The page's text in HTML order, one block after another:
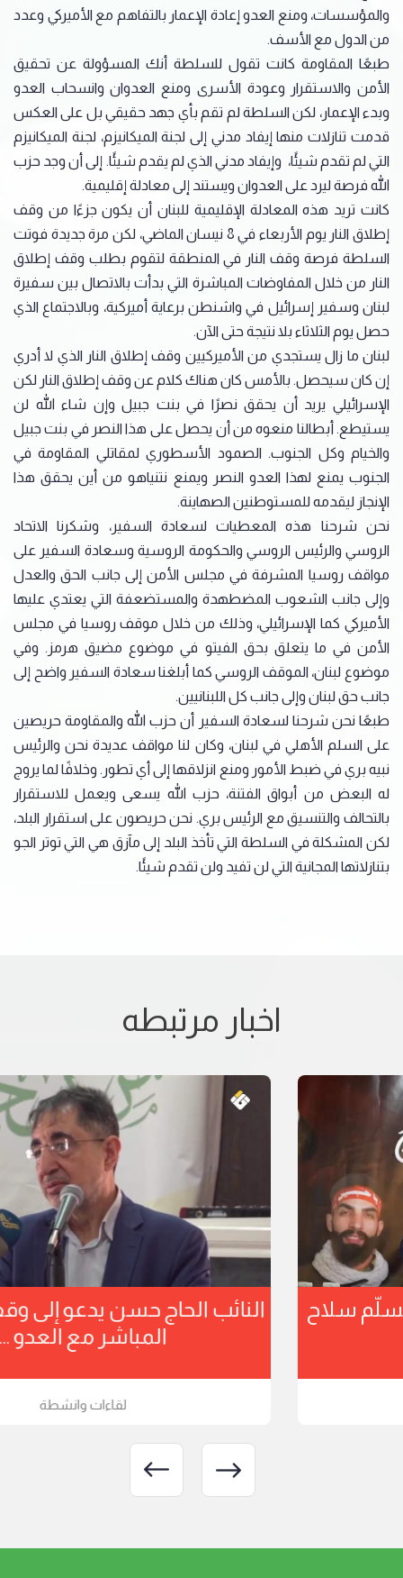
والمؤسسات، ومنع العدو إعادة الإعمار بالتفاهم مع الأميركي وعدد
من الدول مع الأسف.
طبعًا المقاومة كانت تقول للسلطة أنك المسؤولة عن تحقيق
الأمن والاستقرار وعودة الأسرى ومنع العدوان وانسحاب العدو
وبدء الإعمار، لكن السلطة لم تقم بأي جهد حقيقي بل على العكس
قدمت تنازلات منها إيفاد مدني إلى لجنة الميكانيزم، لجنة الميكانيزم
التي لم تقدم شيئًا، وإيفاد مدني الذي لم يقدم شيئًا. إلى أن وجد حزب
الله فرصة ليرد على العدوان ويستند إلى معادلة إقليمية.
كانت تريد هذه المعادلة الإقليمية للبنان أن يكون جزءًا من وقف
إطلاق النار يوم الأربعاء في 8 نيسان الماضي، لكن مرة جديدة فوتت
السلطة فرصة وقف النار في المنطقة لتقوم بطلب وقف إطلاق
النار من خلال المفاوضات المباشرة التي بدأت بالاتصال بين سفيرة
لبنان وسفير إسرائيل في واشنطن برعاية أميركية، وبالاجتماع الذي
حصل يوم الثلاثاء بلا نتيجة حتى الآن.
لبنان ما زال يستجدي من الأميركيين وقف إطلاق النار الذي لا أدري
إن كان سيحصل. بالأمس كان هناك كلام عن وقف إطلاق النار لكن
الإسرائيلي يريد أن يحقق نصرًا في بنت جبيل وإن شاء الله لن
يستيطع. أبطالنا منعوه من أن يحصل على هذا النصر في بنت جبيل
والخيام وكل الجنوب. الصمود الأسطوري لمقاتلي المقاومة في
الجنوب يمنع لهذا العدو النصر ويمنع نتنياهو من أين يحقق هذا
الإنجاز ليقدمه للمستوطنين الصهاينة.
نحن شرحنا هذه المعطيات لسعادة السفير، وشكرنا الاتحاد
الروسي والرئيس الروسي والحكومة الروسية وسعادة السفير على
مواقف روسيا المشرفة في مجلس الأمن إلى جانب الحق والعدل
وإلى جانب الشعوب المضطهدة والمستضعفة التي يعتدي عليها
الأميركي كما الإسرائيلي، وذلك من خلال موقف روسيا في مجلس
الأمن في ما يتعلق بحق الفيتو في موضوع مضيق هرمز. وفي
موضوع لبنان، الموقف الروسي كما أبلغنا سعادة السفير واضح إلى
جانب حق لبنان وإلى جانب كل اللبنانيين.
طبعًا نحن شرحنا لسعادة السفير أن حزب الله والمقاومة حريصين
على السلم الأهلي في لبنان، وكان لنا مواقف عديدة نحن والرئيس
نبيه بري في ضبط الأمور ومنع انزلاقها إلى أي تطور. وخلافًا لما يروج
له البعض من أبواق الفتنة، حزب الله يسعى ويعمل للاستقرار
بالتحالف والتنسيق مع الرئيس بري. نحن حريصون على استقرار البلد،
لكن المشكلة في السلطة التي تأخذ البلد إلى مآزق هي التي توتر الجو
بتنازلاتها المجانية التي لن تفيد ولن تقدم شيئًا.
اخبار مرتبطه
النائب حسين الحاج حسن: لن نسلّم سلاح
المقاومة